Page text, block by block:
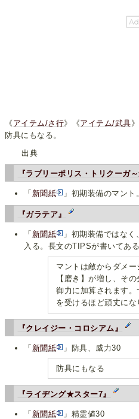
《 アイテム/さ行》《アイテム/武具》
防具にもなる。
出典
『ラブリーポリス・トリクーガ
「 新聞紙 」初期装備のマント。
『ガラテア』
「 新聞紙
」初期装備ではな
入る。長文のTIPSが書いてある
マントは敵からダメ
【磨き】が増し、そ
御力に加算されます
を受けるほど頑丈にな
『クレイジー・コロシアム』
「 新聞紙 」防具、威力30
防具にもなる
『ライヂング★スター7』
「 新聞紙 」精霊値30